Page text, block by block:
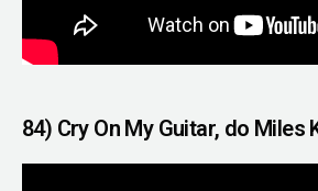
84) Cry On My Guitar, do Miles